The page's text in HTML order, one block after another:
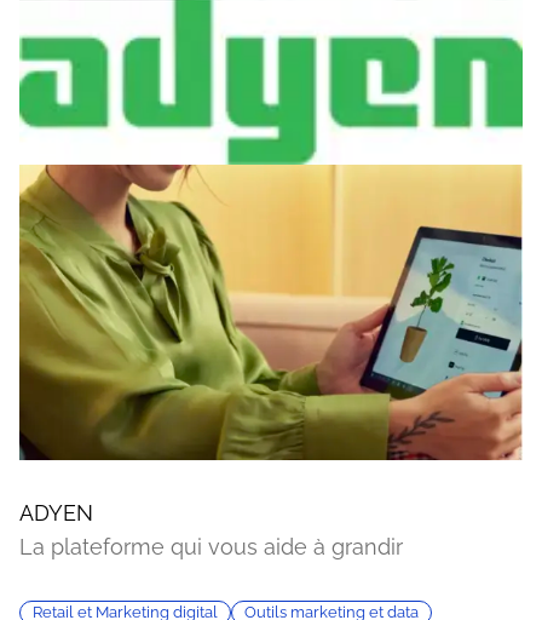
ADYEN
La plateforme qui vous aide à grandir
Retail et Marketing digital Outils marketing et data